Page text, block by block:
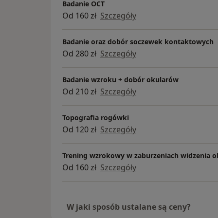
- kompleksowa aplikacja soczewek
użytkowników soczewek,
dyskomfortu wzrokowego,
- trening wzrokowy w zaburzeniach
widzenie, podwójne widzenie, bóle i
- badanie dzieci i dorosłych.
Badanie trwa średnio 45 minut i jest
Badania Optometrycznego i Doboru
stworzonym przez Polskie Towarzystwo
kontaktu.
Badanie OCT
Od 160 zł Szczegóły
Badanie oraz dobór soczewek kontaktowych
Od 280 zł Szczegóły
Badanie wzroku + dobór okularów
Od 210 zł Szczegóły
Topografia rogówki
Od 120 zł Szczegóły
Trening wzrokowy w zaburzeniach widzenia
Od 160 zł Szczegóły
W jaki sposób ustalane są ceny?